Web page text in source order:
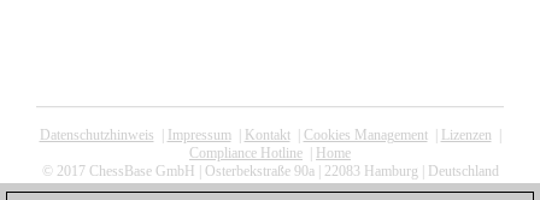
Datenschutzhinweis Impressum| Kontakt| Cookies Management| Lizenzen
Compliance Hotline
Home
© 2017 ChessBase GmbH | Osterbekstraße 90a | 22083 Hamburg | Deutschland
coldest news